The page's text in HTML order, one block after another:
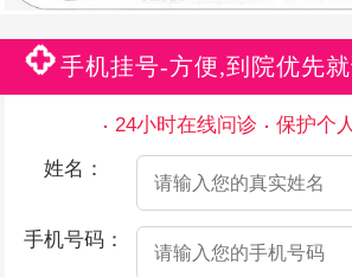
手机挂号-方便,到院优先就
24小时在线问诊
保护个
姓名：
手机号码：